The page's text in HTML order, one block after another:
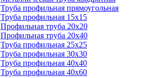
Труба профильная прямоугольная
Труба профильная 15х15
Профильная труба 20х20
Профильная труба 20х40
Труба профильная 25х25
Труба профильная 30x30
Труба профильная 40х40
Труба профильная 40х60